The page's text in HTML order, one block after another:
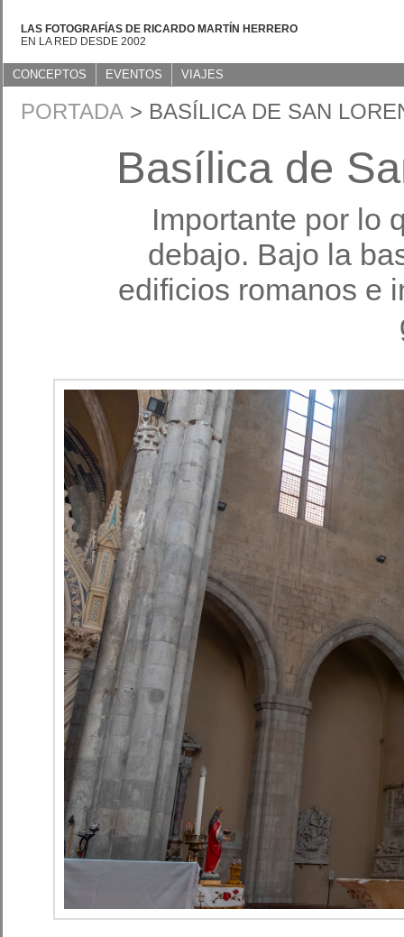
LAS FOTOGRAFÍAS DE RICARDO MARTÍN HERRERO
EN LA RED DESDE 2002
CONCEPTOS EVENTOS VIAJES
PORTADA > BASÍLICA DE SAN
Basílica de
Importante por lo
debajo. Bajo la
edificios romanos e